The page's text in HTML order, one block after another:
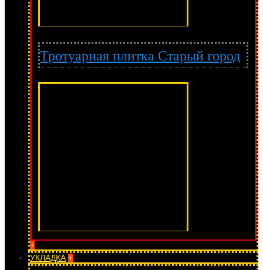
Тротуарная плитка Старый город
+
УКЛАДКА +